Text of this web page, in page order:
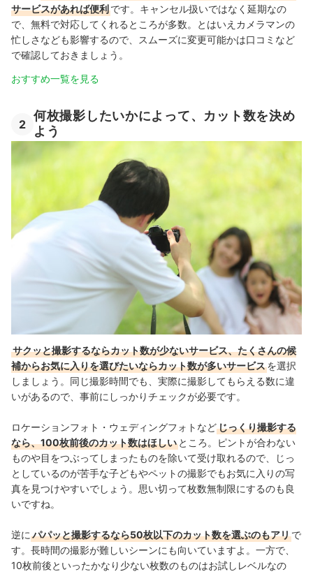
サービスがあれば便利です。キャンセル扱いではなく延期なの
で、無料で対応してくれるところが多数。とはいえカメラマンの
忙しさなども影響するので、スムーズに変更可能かは口コミなど
で確認しておきましょう。
おすすめ一覧を見る
2
何枚撮影したいかによって、カット数を決め
よう
サクッと撮影するならカット数が少ないサービス、たくさんの候
補からお気に入りを選びたいならカット数が多いサービスを選択
しましょう。同じ撮影時間でも、実際に撮影してもらえる数に違
いがあるので、事前にしっかりチェックが必要です。
ロケーションフォト・ウェディングフォトなどじっくり撮影する
なら、100枚前後のカット数はほしい ところ。ピントが合わない
ものや目をつぶってしまったものを除いて受け取れるので、じっ
としているのが苦手な子どもやペットの撮影でもお気に入りの写
真を見つけやすいでしょう。思い切って枚数無制限にするのも良
いですね。
逆に パパッと撮影するなら50枚以下のカット数を選ぶのもアリで
す。長時間の撮影が難しいシーンにも向いていますよ。一方で、
10枚前後といったかなり少ない枚数のものはお試しレベルなの